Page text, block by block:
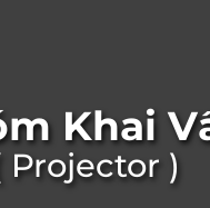
Khai
Projector